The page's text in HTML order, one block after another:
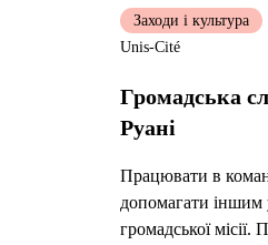
Громадська
Руані
Працювати в
допомагати іншим
громадської
Заходи і культура
Unis-Cité